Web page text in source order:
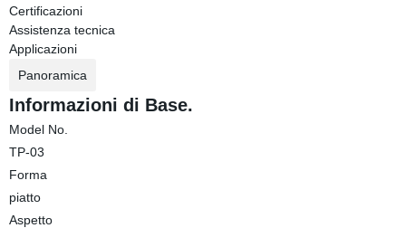
Certificazioni
Assistenza tecnica
Applicazioni
Panoramica
Informazioni di Base.
Model No.
TP-03
Forma
piatto
Aspetto